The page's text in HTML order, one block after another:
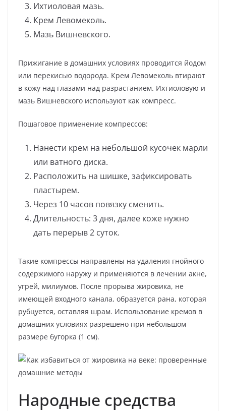
Ихтиоловая мазь.
Крем Левомеколь.
Мазь Вишневского.
Прижигание в домашних условиях проводится йодом
или перекисью водорода. Крем Левомеколь втирают
в кожу над глазами над разрастанием. Ихтиоловую и
мазь Вишневского используют как компресс.
Пошаговое применение компрессов:
Нанести крем на небольшой кусочек марли
или ватного диска.
Расположить на шишке, зафиксировать
пластырем.
Через 10 часов повязку сменить.
Длительность: 3 дня, далее коже нужно
дать перерыв 2 суток.
Такие компрессы направлены на удаления гнойного
содержимого наружу и применяются в лечении акне,
угрей, милиумов. После прорыва жировика, не
имеющей входного канала, образуется рана, которая
рубцуется, оставляя шрам. Использование кремов в
домашних условиях разрешено при небольшом
размере бугорка (1 см).
Народные средства